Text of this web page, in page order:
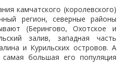
камчатского (королевского)
регион, северные районы
(Берингово, Охотское и
залив, западная часть
и Курильских островов. А
большая его популяция